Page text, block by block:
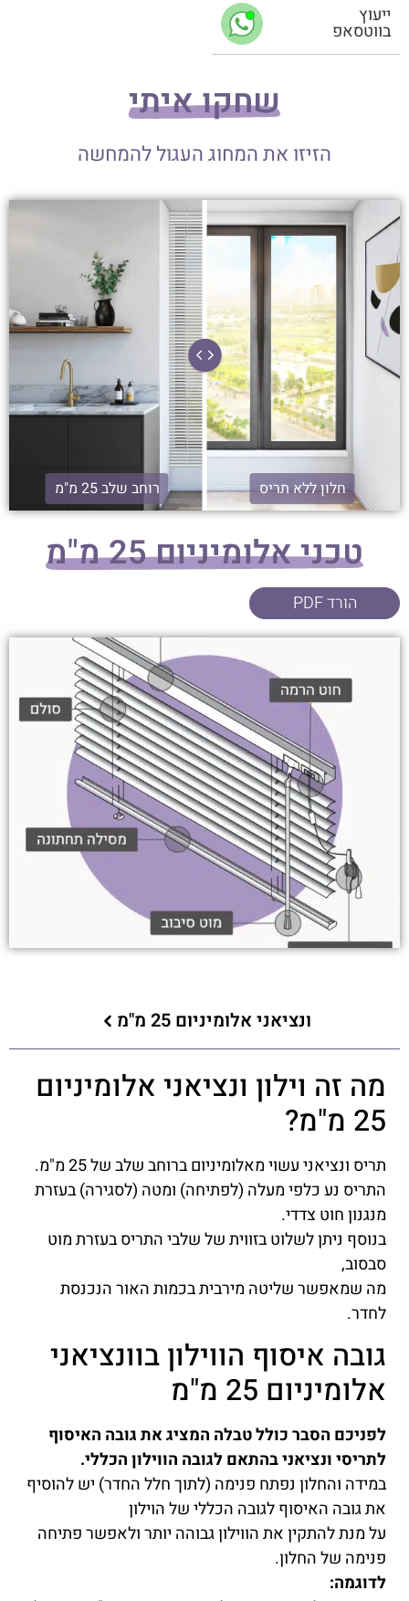
ייעוץ
בווטסאפ
שחקו איתי
הזיזו את המחוג העגול להמחשה
רוחב שלב 25 מ"מ חלון ללא תריס
טכני אלומיניום 25 מ"מ
הורד PDF
ונציאני אלומיניום 25 מ"מ
מה זה וילון ונציאני אלומיניום
25 מ"מ?
תריס ונציאני עשוי מאלומיניום ברוחב שלב של 25 מ"מ.
התריס נע כלפי מעלה (לפתיחה) ומטה (לסגירה) בעזרת
מנגנון חוט צדדי.
בנוסף ניתן לשלוט בזווית של שלבי התריס בעזרת מוט
סבסוב,
מה שמאפשר שליטה מירבית בכמות האור הנכנסת
לחדר.
גובה איסוף הווילון בוונציאני
אלומיניום 25 מ"מ
לפניכם הסבר כולל טבלה המציג את גובה האיסוף
לתריסי ונציאני בהתאם לגובה הווילון הכללי.
במידה והחלון נפתח פנימה (לתוך חלל החדר) יש להוסיף
את גובה האיסוף לגובה הכללי של הוילון
על מנת להתקין את הווילון גבוהה יותר ולאפשר פתיחה
פנימה של החלון.
לדוגמה: